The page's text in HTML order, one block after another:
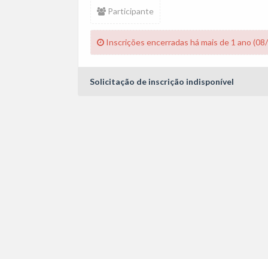
Participante
Inscrições encerradas há mais de 1 ano
Solicitação de inscrição indisponível